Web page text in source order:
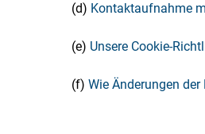
(d) Kontaktaufnahme
(e) Unsere Cookie-
(f) Wie Änderungen